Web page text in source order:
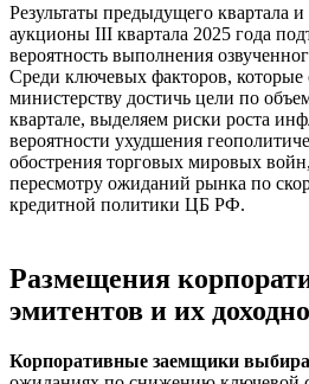
Результаты предыдущего квартала
аукционы III квартала 2025 года
вероятность выполнения
Среди ключевых факторов,
министерству достичь цели по
квартале, выделяем риски роста
вероятности ухудшения
обострения торговых мировых
пересмотру ожиданий рынка по
кредитной политики ЦБ РФ.
Размещения
эмитентов и их
Корпоративные заемщики